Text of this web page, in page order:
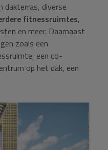
dakterras, diverse
fitnessruimtes,
en meer. Daarnaast
zoals een
een co-
op het dak, een